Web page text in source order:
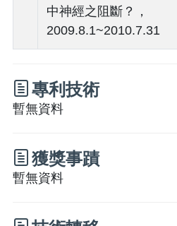
中神經之阻斷？，
2009.8.1~2010.7.31
專利技術
暫無資料
獲獎事蹟
暫無資料